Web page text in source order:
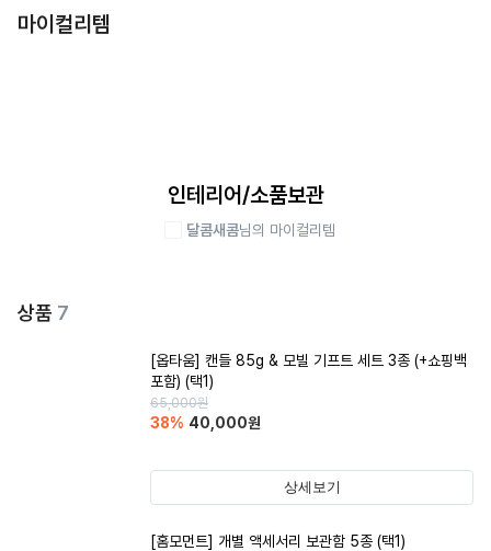
마이컬리템
인테리어/소품보관
달콤새콤님의 마이컬리템
상품 7
[옵타움] 캔들 85g & 모빌 기프트 세트 3종 (+쇼핑백
포함) (택1)
65,000원
38% 40,000원
상세보기
[홈모먼트] 개별 액세서리 보관함 5종 (택1)